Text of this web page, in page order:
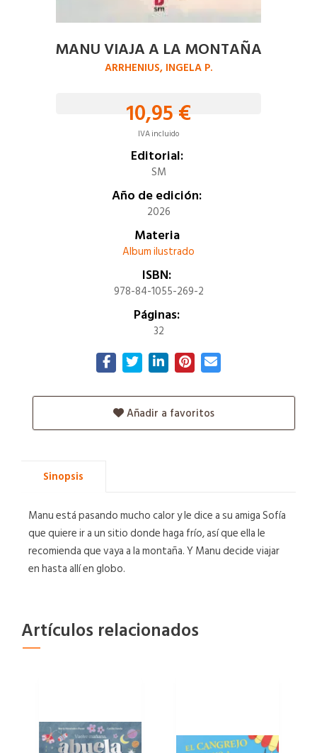
MANU VIAJA A LA MONTAÑA
ARRHENIUS, INGELA P.
10,95 €
IVA incluido
Editorial:
SM
Año de edición:
2026
Materia
Album ilustrado
ISBN:
978-84-1055-269-2
Páginas:
32
Añadir a favoritos
Sinopsis
Manu está pasando mucho calor y le dice a su amiga Sofía
que quiere ir a un sitio donde haga frío, así que ella le
recomienda que vaya a la montaña. Y Manu decide viajar
en hasta allí en globo.
Artículos relacionados